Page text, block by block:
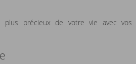
plus précieux de votre vie avec vos